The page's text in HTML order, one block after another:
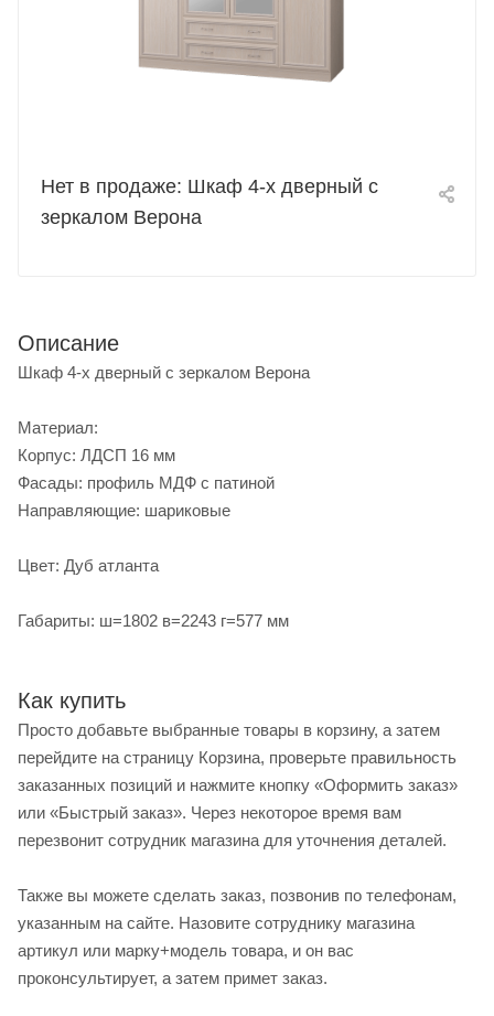
Нет в продаже: Шкаф 4-х дверный с
зеркалом Верона
Описание
Шкаф 4-х дверный с зеркалом Верона
Материал:
Корпус: ЛДСП 16 мм
Фасады: профиль МДФ с патиной
Направляющие: шариковые
Цвет: Дуб атланта
Габариты: ш=1802 в=2243 г=577 мм
Как купить
Просто добавьте выбранные товары в корзину, а затем
перейдите на страницу Корзина, проверьте правильность
заказанных позиций и нажмите кнопку «Оформить заказ»
или «Быстрый заказ». Через некоторое время вам
перезвонит сотрудник магазина для уточнения деталей.
Также вы можете сделать заказ, позвонив по телефонам,
указанным на сайте. Назовите сотруднику магазина
артикул или марку+модель товара, и он вас
проконсультирует, а затем примет заказ.